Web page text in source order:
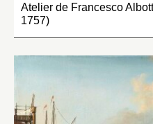
Atelier de Francesco
1757)